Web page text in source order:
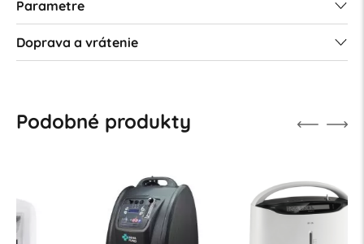
Parametre
Doprava a vrátenie
Podobné produkty